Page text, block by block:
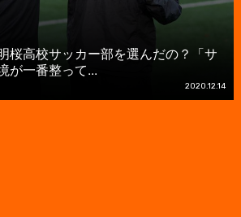
桜高校サッカー部を選んだの？「サ
が一番整って...
2020.12.14